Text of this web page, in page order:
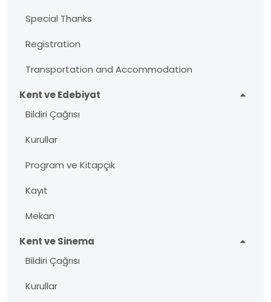
Special Thanks
Registration
Transportation and Accommodation
Kent ve Edebiyat
Bildiri Çağrısı
Kurullar
Program ve Kitapçık
Kayıt
Mekan
Kent ve Sinema
Bildiri Çağrısı
Kurullar